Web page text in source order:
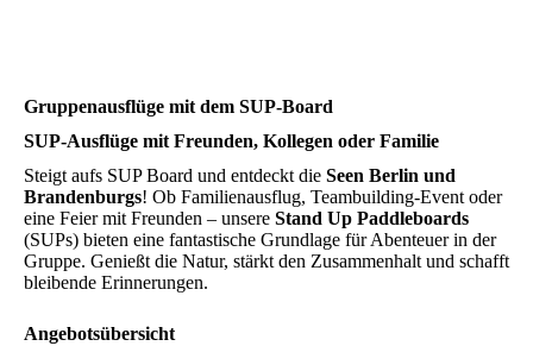
Gruppenausflüge mit dem SUP-Board
SUP-Ausflüge mit Freunden, Kollegen oder Familie
Steigt aufs SUP Board und entdeckt die Seen Berlin und
Brandenburgs! Ob Familienausflug, Teambuilding-Event oder
eine Feier mit Freunden – unsere Stand Up Paddleboards
(SUPs) bieten eine fantastische Grundlage für Abenteuer in der
Gruppe. Genießt die Natur, stärkt den Zusammenhalt und schafft
bleibende Erinnerungen.
Angebotsübersicht